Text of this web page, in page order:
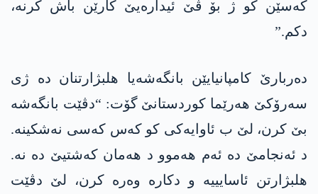
کەسێن کو ژ بۆ ڤێ ئیدارەیێ کارێن باش کرنە،
دکم.”
دەربارێ کامپانیایێن بانگەشەیا ھلبژارتنان دە ژی
سەرۆکێ ھەرێما کوردستانێ گۆت: “دڤێت بانگەشە
بێ کرن، لێ ب ئاوایەکی کو کەس کەسی نەشکینە.
د ئەنجامێ دە ئەم ھەموو د ھەمان کەشتیێ دە نە.
ھلبژارتن ئاسایییە و دکارە وەرە کرن، لێ دڤێت